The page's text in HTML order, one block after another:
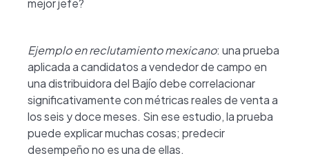
mejor jefe?
Ejemplo en reclutamiento mexicano: una prueba
aplicada a candidatos a vendedor de campo en
una distribuidora del Bajío debe correlacionar
significativamente con métricas reales de venta a
los seis y doce meses. Sin ese estudio, la prueba
puede explicar muchas cosas; predecir
desempeño no es una de ellas.